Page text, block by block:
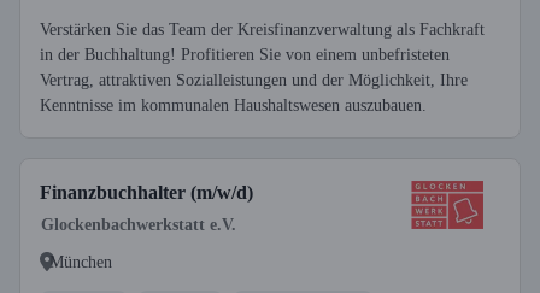
Verstärken Sie das Team der Kreisfinanzverwaltung als Fachkraft
in der Buchhaltung! Profitieren Sie von einem unbefristeten
Vertrag, attraktiven Sozialleistungen und der Möglichkeit, Ihre
Kenntnisse im kommunalen Haushaltswesen auszubauen.
Finanzbuchhalter (m/w/d)
Glockenbachwerkstatt e.V.
München